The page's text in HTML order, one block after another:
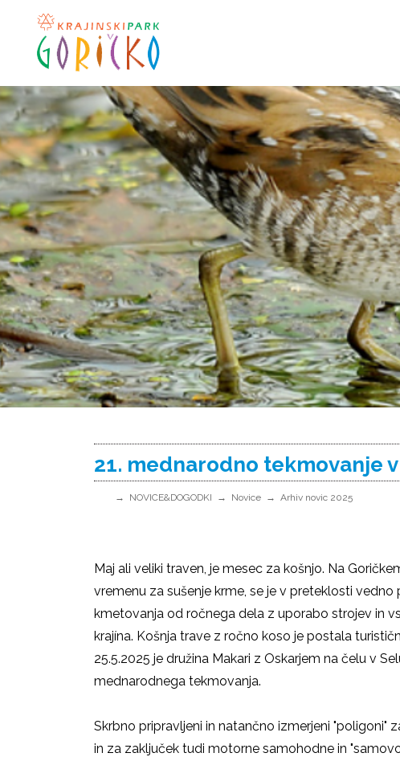
21. mednarodno tekmovanje
NOVICE&DOGODKI Novice Arhiv novic 2025
Maj ali veliki traven, je mesec za košnjo. Na
vremenu za sušenje krme, se je v preteklosti
kmetovanja od ročnega dela z uporabo strojev in
krajína. Košnja trave z ročno koso je postala
25.5.2025 je družina Makari z Oskarjem na čelu v
mednarodnega tekmovanja.
Skrbno pripravljeni in natančno izmerjeni "poligoni"
in za zaključek tudi motorne samohodne in